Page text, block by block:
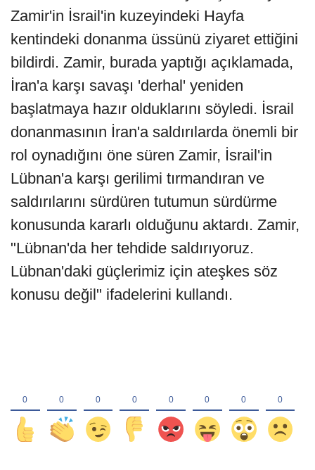
Zamir'in İsrail'in kuzeyindeki Hayfa
kentindeki donanma üssünü ziyaret ettiğini
bildirdi. Zamir, burada yaptığı açıklamada,
İran'a karşı savaşı 'derhal' yeniden
başlatmaya hazır olduklarını söyledi. İsrail
donanmasının İran'a saldırılarda önemli bir
rol oynadığını öne süren Zamir, İsrail'in
Lübnan'a karşı gerilimi tırmandıran ve
saldırılarını sürdüren tutumun sürdürme
konusunda kararlı olduğunu aktardı. Zamir,
"Lübnan'da her tehdide saldırıyoruz.
Lübnan'daki güçlerimiz için ateşkes söz
konusu değil" ifadelerini kullandı.